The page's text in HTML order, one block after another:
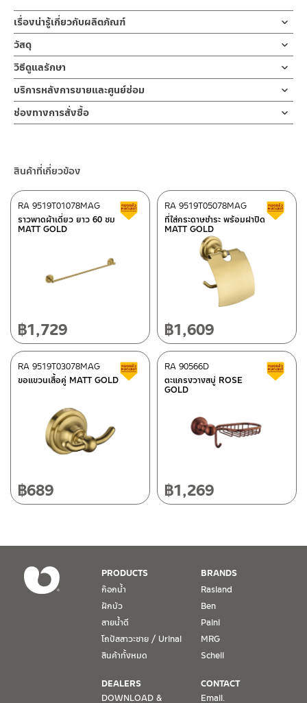
เรื่องน่ารู้เกี่ยวกับผลิตภัณฑ์
ขอแขวนเสื้อ ตะขอแขวนผ้า ตะขอติดผนัง แบบ 3 หัว ผลิตจาก อลูมิ
เนียม คุณภาพดี ยากต่อการเกิดสนิมสี MATT BLACK ออกแบบสไตล์
ร่วมสมัย
ขอแขวนเสื้อ ตะขอแขวนผ้าติดผนัง ตะขออเนกประสงค์ ออกแบบ 3 หัว
สามารถแขวนเสื้อ แขวนผ้าเช็ดตัวหรือผ้าเช็ดมือ และของใช้อเนกประ
สงค์อื่นๆ ผลิตจาก อลูมิเนียม คุณภาพดี ยากต่อการเกิดสนิม MATT
ห้องนอน หรือ ห้องน้ำ
วัสดุ
ขอแขวนเสื้อ
ผลิตจากอลูมิเนียม ชุบสีดำ
วิธีดูแลรักษา
คำแนะนำในการดูแลรักษาผลิตภัณฑ์
1.ไม่ทำสินค้าให้เกิดความเสียหายอื่น ๆ นอกจากการใช้งานปกติ เช่นไม่ทำ
ตก ไม่งัดหรือโยกสินค้าแรงๆ
2.ทำความสะอาดสินค้าโดยการใช้ผ้านุ่มๆชุบน้ำหมาดๆแล้วเช็ดให้แห้ง
4.ห้ามใช้แปรง วัสดุแข็ง หยาบ ห้ามใช้ฝอยขัดทำความสะอาด ขัดหรือถู
บริการหลังการขายและศูนย์ซ่อม
ช่องทางออนไลน์
– Email: contact@charnpaiboon.com
ศูนย์บริการและอะไหล่ กรุงเทพฯ
662/61-62 ถนน พระราม3 แขวงบางโพงพาง เขตยานนาวา กรุงเทพฯ
โทร: 02-358-0080 / 080-075-8668 / 091-545-0556
ศูนย์บริการและอะไหล่ เชียงใหม่
118/33 โครงการอรสิริน ม.8 ต.สันปูเลย อ.ดอยสะเก็ด เชียงใหม่
โทร: 080-075-2626
วันจันทร์ – วันศุกร์ เวลา 8:30-17:30 น.
วันเสาร์ เวลา 8:30-15:00 น.
1. การรับประกัน จะต้องมีหลักฐานการซื้อ หรือ ใบเสร็จ โดยทางบริษัทฯ
ขอตรวจสอบโดยนับวันซื้อขายเป็นสำคัญ ทางบริษัทฯ ไม่สามารถให้
เงื่อนไขการรับประกันสินค้าได้ หากไม่มีเอกสารดังกล่าว
2. การรับประกันสินค้า จะรับประกันฉพาะสินค้าที่อยู่ในสภาพการใช้งาน
ปกติ หากมีตำหนิ ชำรุด ร้าว ตกพื้น หรือสภาพภายนอกอยู่ในสภาพที่ใช้
3. การรับประกันสินค้า จะรับประกันเฉพาะชิ้นส่วนที่แจ้ง เช่น ก๊อกน้ำ จะ
ช่องทางการสั่งซื้อ
– Shopee
–Lazada
–ซื้อสินค้าชิ้นนี้บน Shopee>> คลิกที่นี่<<
–ซื้อสินค้าชิ้นนี้บน Lazada คลิกที่นี่<<
ติดต่อพนักงานขาย / Contact Sales Staff
โทร: 02-285-5795
ติดต่อ ชาญไพบูลย์ / Contact Us
สินค้าที่เกี่ยวข้อง
ราวพาดผ้าเดี่ยว ยาว 60 ซม
MATT GOLD
RA 9519T01078MAG สินค้าลดราคา เคลียร์สต็อก
฿1,729
ที่ใส่กระดาษชำระ พร้อมฝาปิด
MATT GOLD
RA 9519T05078MAG
฿1,609
ขอแขวนเสื้อคู่ MATT GOLD
RA 9519T03078MAG สินค้าลดราคา เคลียร์สต็อก
฿689
ตะแกรงวางสบู่ ROSE
GOLD
RA 90566D
฿1,269
PRODUCTS
ก๊อกน้ำ
ฝักบัว
สายน้ำดี
โถปัสสาวะชาย / Urinal
สินค้าทั้งหมด
BRANDS
Rasland
Ben
Paini
MRG
Schell
DEALERS
DOWNLOAD &
CONTACT
Email.